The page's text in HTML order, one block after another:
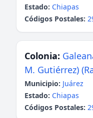
Estado: Chiapas
Códigos Postales:
Colonia:
M. Gutiérrez)
Municipio: Juárez
Estado: Chiapas
Códigos Postales: